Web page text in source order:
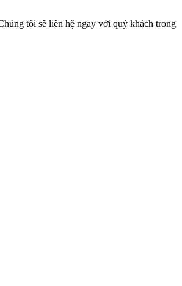
tôi sẽ liên hệ ngay với quý khách trong